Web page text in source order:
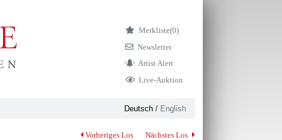
Merkliste(0)
Newsletter
Artist Alert
Live-Auktion
Deutsch/ English
Vorheriges Los Nächstes Los